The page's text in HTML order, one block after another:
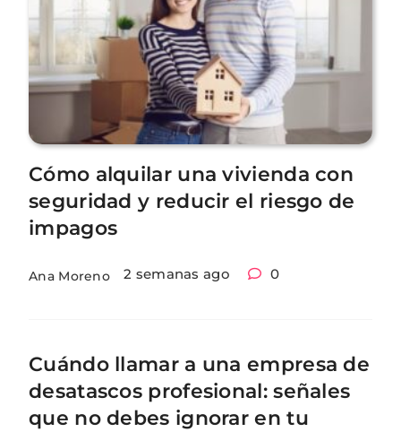
Cómo alquilar una vivienda con
seguridad y reducir el riesgo de
impagos
Ana Moreno 2 semanas ago 0
Cuándo llamar a una empresa de
desatascos profesional: señales
que no debes ignorar en tu